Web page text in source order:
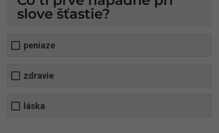
slove šťastie?
peniaze
zdravie
láska